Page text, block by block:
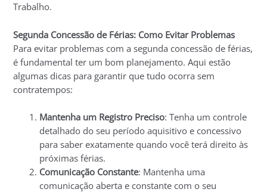
Trabalho.
Segunda Concessão de Férias: Como Evitar Problemas
Para evitar problemas com a segunda concessão de férias,
é fundamental ter um bom planejamento. Aqui estão
algumas dicas para garantir que tudo ocorra sem
contratempos:
Mantenha um Registro Preciso: Tenha um controle
detalhado do seu período aquisitivo e concessivo
para saber exatamente quando você terá direito às
próximas férias.
Comunicação Constante: Mantenha uma
comunicação aberta e constante com o seu